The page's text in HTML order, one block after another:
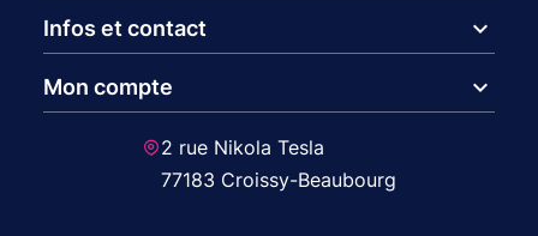
Infos et contact expand_more
Mon compte expand_more
2 rue Nikola Tesla
77183 Croissy-Beaubourg